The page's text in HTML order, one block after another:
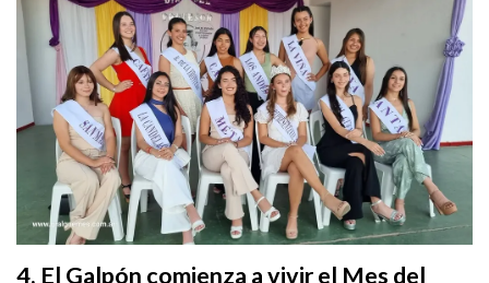
El Galpón comienza a vivir el Mes del